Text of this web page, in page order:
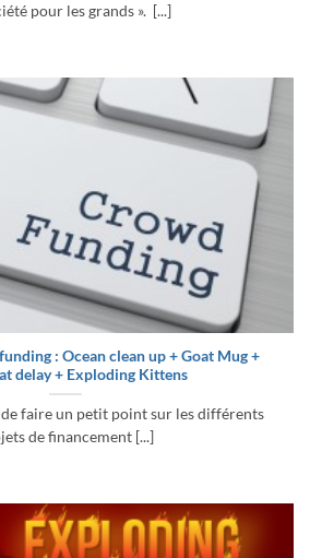
pour les grands ». [...]
: Ocean clean up + Goat Mug +
delay + Exploding Kittens
faire un petit point sur les différents
de financement [...]